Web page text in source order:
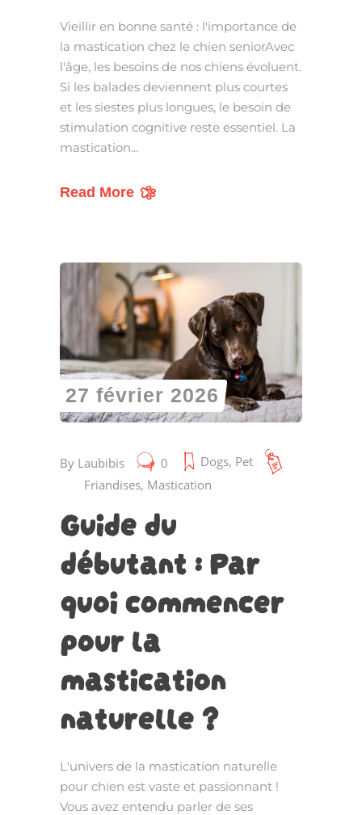
Vieillir en bonne santé : l'importance de
la mastication chez le chien seniorAvec
l'âge, les besoins de nos chiens évoluent.
Si les balades deviennent plus courtes
et les siestes plus longues, le besoin de
stimulation cognitive reste essentiel. La
mastication
Read More
27 février 2026
By Laubibis 0 Dogs, Pet
Friandises, Mastication
Guide du
débutant : Par
quoi commencer
pour la
mastication
naturelle ?
L'univers de la mastication naturelle
pour chien est vaste et passionnant !
Vous avez entendu parler de ses